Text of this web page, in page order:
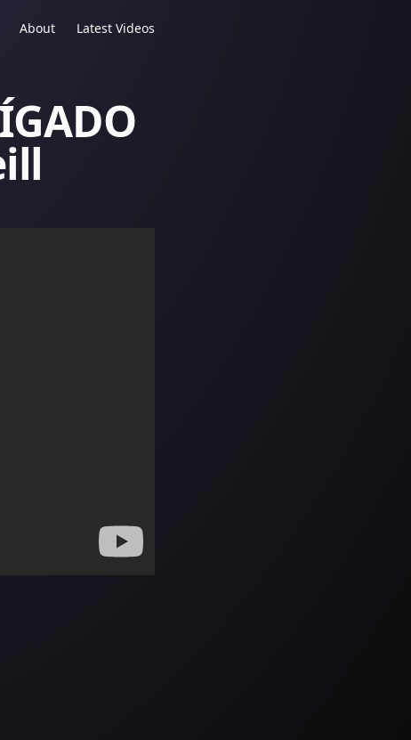
About Latest Videos